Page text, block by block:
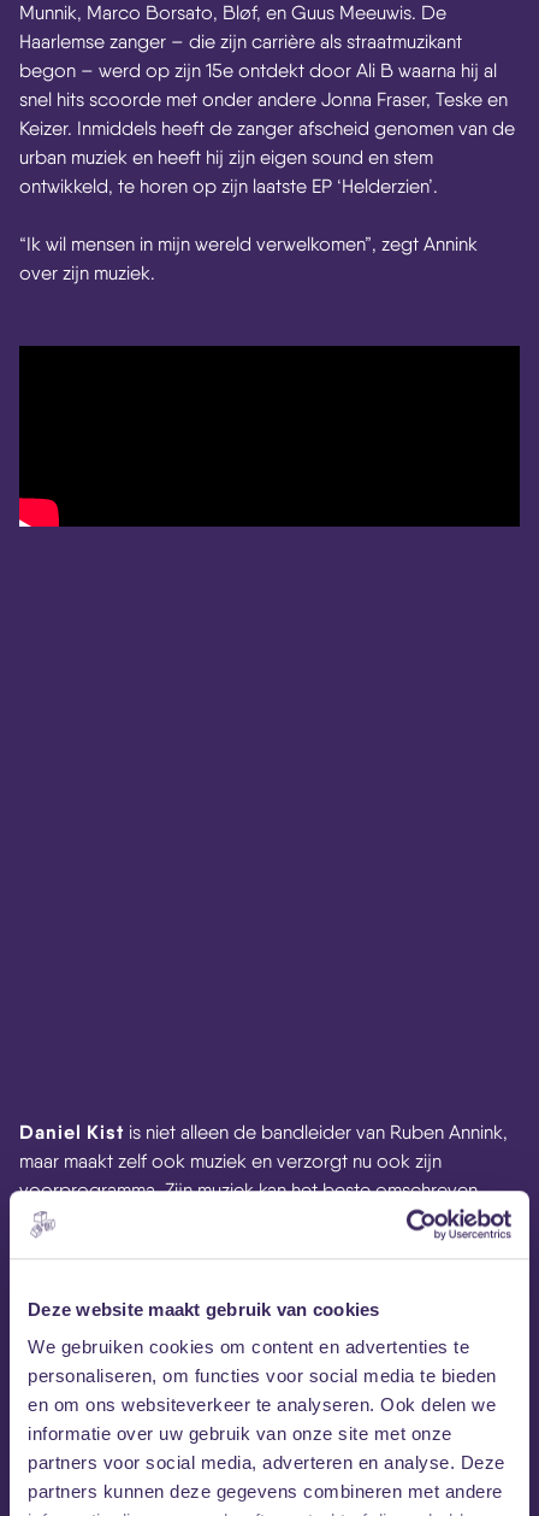
Deze website maakt gebruik van cookies
We gebruiken cookies om content en advertenties te
personaliseren, om functies voor social media te bieden
en om ons websiteverkeer te analyseren. Ook delen we
informatie over uw gebruik van onze site met onze
partners voor social media, adverteren en analyse. Deze
partners kunnen deze gegevens combineren met andere
Munnik, Marco Borsato, Bløf, en Guus Meeuwis. De
Haarlemse zanger – die zijn carrière als straatmuzikant
begon – werd op zijn 15e ontdekt door Ali B waarna hij al
snel hits scoorde met onder andere Jonna Fraser, Teske en
Keizer. Inmiddels heeft de zanger afscheid genomen van de
urban muziek en heeft hij zijn eigen sound en stem
ontwikkeld, te horen op zijn laatste EP ‘Helderzien’.
“Ik wil mensen in mijn wereld verwelkomen”, zegt Annink
over zijn muziek.
Daniel Kist is niet alleen de bandleider van Ruben Annink,
maar maakt zelf ook muziek en verzorgt nu ook zijn
voorprogramma. Zijn muziek kan het beste omschreven
worden als Nederlandstalige popmuziek met een
boodschap, met invloeden van Bløf, Marco Borsato en
album uit en Daniel is met zijn muziek dagelijks te horen op
radiozender 100%NL.